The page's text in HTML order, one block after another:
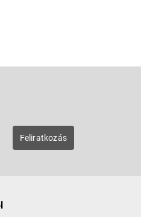
Feliratkozás